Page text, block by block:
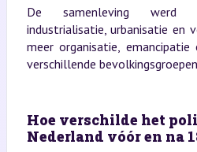
De samenleving werd
industrialisatie, urbanisatie en
meer organisatie,
verschillende
Hoe verschilde het
Nederland vóór en na